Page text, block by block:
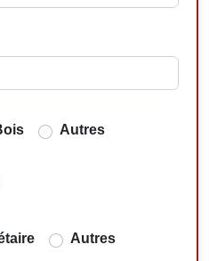
Autres
Autres